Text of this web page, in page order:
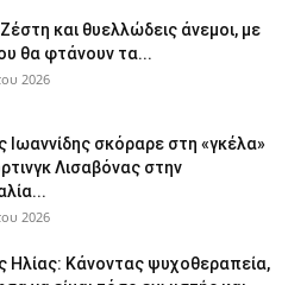
και θυελλώδεις άνεμοι, με
θα φτάνουν τα...
2026
σκόραρε στη «γκέλα»
Λισαβόνας στην
2026
Ηλίας: Κάνοντας ψυχοθεραπεία,